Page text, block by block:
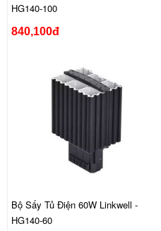
HG140-100
840,100đ
Bộ Sấy Tủ Điện 60W Linkwell -
HG140-60